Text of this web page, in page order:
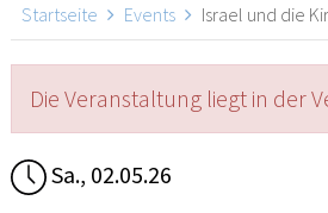
Startseite Events Israel und die Kirche -
Die Veranstaltung liegt in der
Sa., 02.05.26